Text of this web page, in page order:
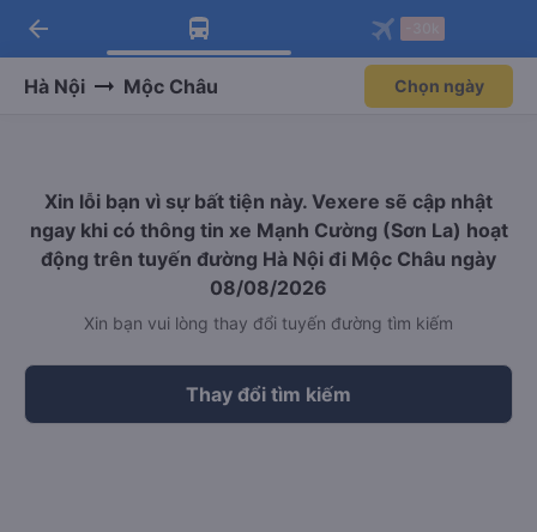
Tải app Vexere ngay!
Nhận ưu đãi thành viên độc
Mở app
Tải app Vexere
-30k/ghế khi đặt vé máy bay qua
Mở app
arrow_back
Hà Nội Mộc Châu Chọn ngày
Xin lỗi bạn vì sự bất tiện này. Vexere sẽ cập nhật
ngay khi có thông tin xe Mạnh Cường (Sơn La) hoạt
động trên tuyến đường Hà Nội đi Mộc Châu ngày
08/08/2026
Xin bạn vui lòng thay đổi tuyến đường tìm kiếm
Thay đổi tìm kiếm